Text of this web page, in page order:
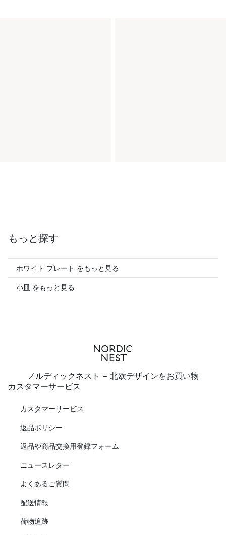
もっと探す
ホワイト プレート をもっと見る
小皿 をもっと見る
ノルディックネスト - 北欧デザインをお買い物
カスタマーサービス
カスタマーサービス
返品ポリシー
返品や商品交換用登録フォーム
ニュースレター
よくあるご質問
配送情報
荷物追跡